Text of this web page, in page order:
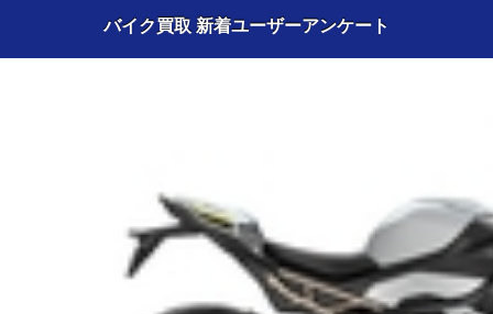
バイク買取 新着ユーザーアンケート